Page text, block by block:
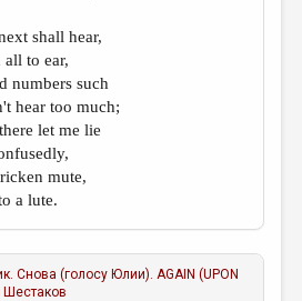
shall hear,
to ear,
numbers such
hear too much;
let me lie
mute,
a lute.
Снова (голосу Юлии). AGAIN (UPON
Шестаков